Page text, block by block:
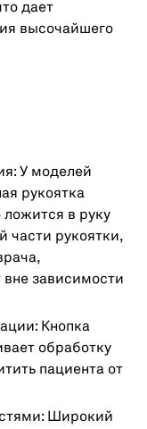
дает
высочайшего
У моделей
рукоятка
ложится в руку
части рукоятки,
зависимости
Кнопка
обработку
пациента от
Широкий